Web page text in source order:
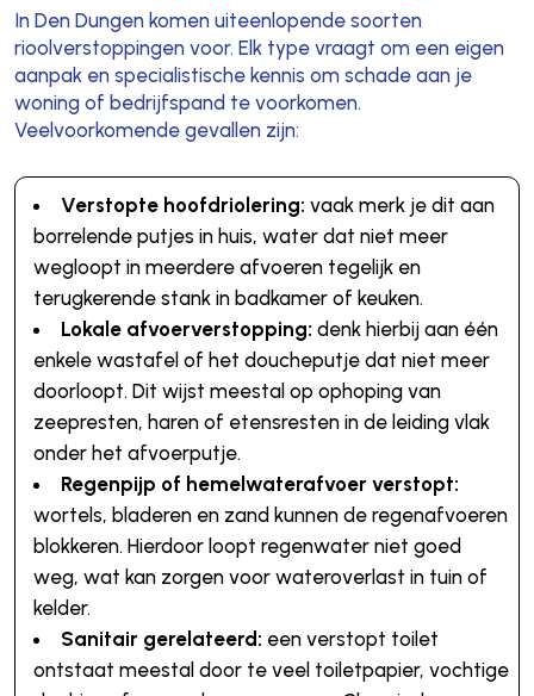
In Den Dungen komen uiteenlopende soorten
rioolverstoppingen voor. Elk type vraagt om een eigen
aanpak en specialistische kennis om schade aan je
woning of bedrijfspand te voorkomen.
Veelvoorkomende gevallen zijn:
Verstopte hoofdriolering: vaak merk je dit aan
borrelende putjes in huis, water dat niet meer
wegloopt in meerdere afvoeren tegelijk en
terugkerende stank in badkamer of keuken.
Lokale afvoerverstopping: denk hierbij aan één
enkele wastafel of het doucheputje dat niet meer
doorloopt. Dit wijst meestal op ophoping van
zeepresten, haren of etensresten in de leiding vlak
onder het afvoerputje.
Regenpijp of hemelwaterafvoer verstopt:
wortels, bladeren en zand kunnen de regenafvoeren
blokkeren. Hierdoor loopt regenwater niet goed
weg, wat kan zorgen voor wateroverlast in tuin of
kelder.
Sanitair gerelateerd: een verstopt toilet
ontstaat meestal door te veel toiletpapier, vochtige